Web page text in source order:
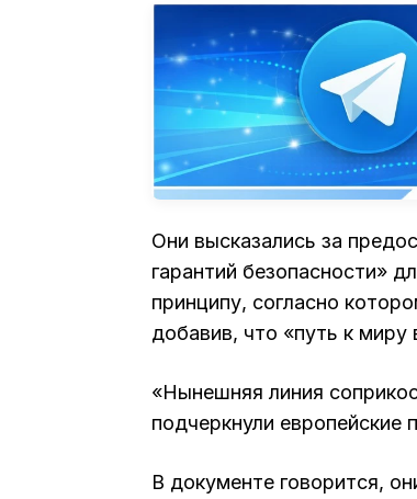
Они высказались за
гарантий безопасности»
принципу, согласно
добавив, что «путь к
«Нынешняя линия
подчеркнули европейские
В документе говорится,